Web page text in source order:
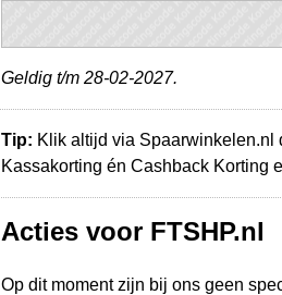
Geldig t/m 28-02-2027.
Tip: Klik altijd via Spaarwinkelen.nl
Kassakorting én Cashback Korting
Acties voor FTSHP.nl
Op dit moment zijn bij ons geen